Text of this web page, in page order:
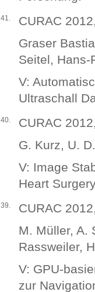
41.
CURAC
Graser
Seitel, Hans-
V:
Ultraschall
40.
CURAC
G. Kurz, U.
V: Image
Heart
39.
CURAC
M. Müller, A.
Rassweiler,
V: GPU-
zur